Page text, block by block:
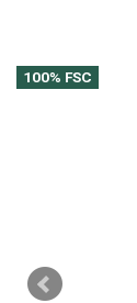
100% FSC